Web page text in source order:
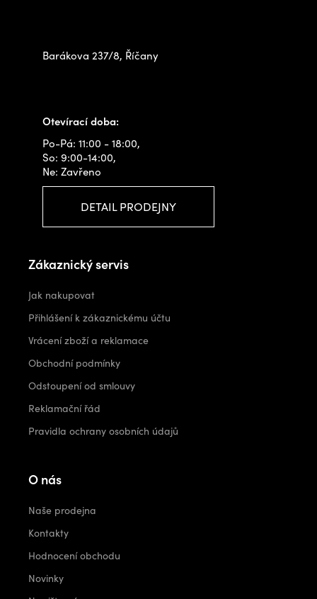
Barákova 237/8, Říčany
Otevírací doba:
Po-Pá: 11:00 - 18:00,
So: 9:00-14:00,
Ne: Zavřeno
DETAIL PRODEJNY
Zákaznický servis
Jak nakupovat
Přihlášení k zákaznickému účtu
Vrácení zboží a reklamace
Obchodní podmínky
Odstoupení od smlouvy
Reklamační řád
Pravidla ochrany osobních údajů
O nás
Naše prodejna
Kontakty
Hodnocení obchodu
Novinky